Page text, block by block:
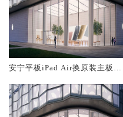
安宁平板iPad Air换原装主板维